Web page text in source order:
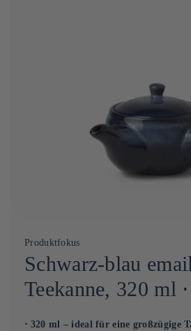
Produktfokus
Schwarz-blau
Teekanne, 320 ml
⋅ 320 ml – ideal für eine großzügige